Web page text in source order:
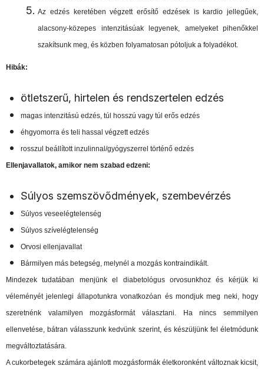
Az edzés keretében végzett erősítő edzések is kardio jellegűek,
alacsony-közepes intenzitásúak legyenek, amelyeket pihenőkkel
szakítsunk meg, és közben folyamatosan pótoljuk a folyadékot.
Hibák:
ötletszerű, hirtelen és rendszertelen edzés
magas intenzitású edzés, túl hosszú vagy túl erős edzés
éhgyomorra és teli hassal végzett edzés
rosszul beállított inzulinnal/gyógyszerrel történő edzés
Ellenjavallatok, amikor nem szabad edzeni:
Súlyos szemszövődmények, szembevérzés
Súlyos veseelégtelenség
Súlyos szívelégtelenség
Orvosi ellenjavallat
Bármilyen más betegség, melynél a mozgás kontraindikált.
Mindezek tudatában menjünk el diabetológus orvosunkhoz és kérjük ki
véleményét jelenlegi állapotunkra vonatkozóan és mondjuk meg neki, hogy
szeretnénk valamilyen mozgásformát választani. Ha nincs semmilyen
ellenvetése, bátran válasszunk kedvünk szerint, és készüljünk fel életmódunk
megváltoztatására.
A cukorbetegek számára ajánlott mozgásformák életkoronként változnak kicsit,